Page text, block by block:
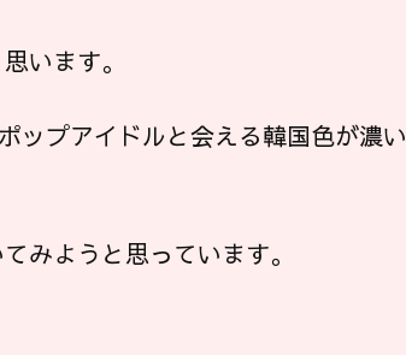
います。
ップアイドルと会える韓国色が濃い
みようと思っています。